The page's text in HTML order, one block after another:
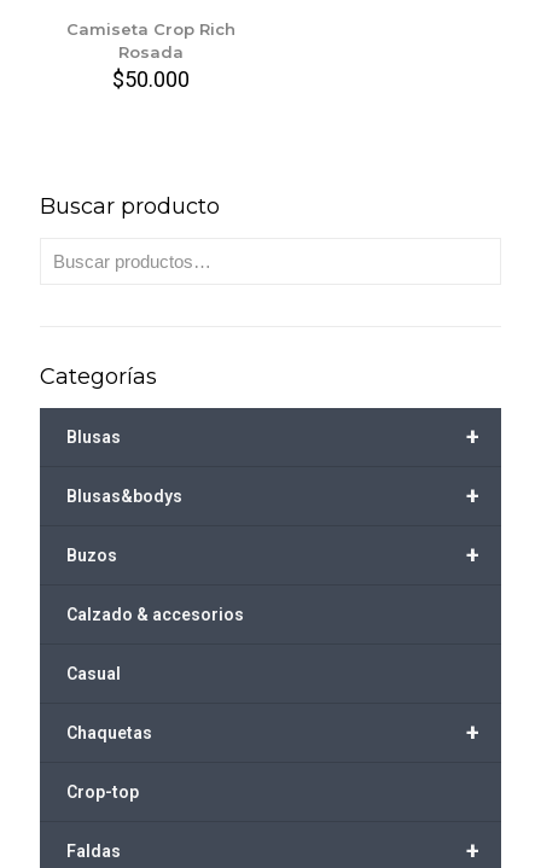
Camiseta Crop Rich
Rosada
$50.000
Buscar producto
Categorías
+
Blusas
+
Blusas&bodys
+
Buzos
Calzado & accesorios
Casual
+
Chaquetas
Crop-top
+
Faldas